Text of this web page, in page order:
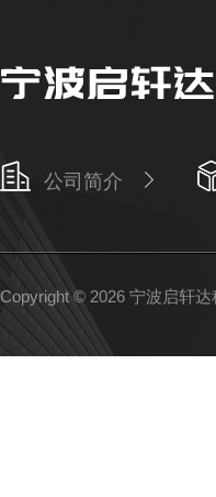
公司简介
Copyright © 2026 宁波启轩